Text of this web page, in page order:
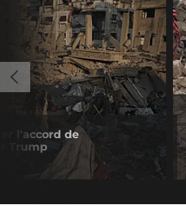
l'accord de
Trump